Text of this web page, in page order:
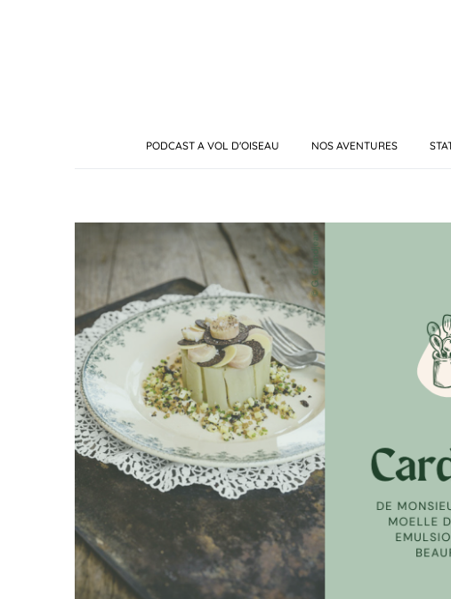
PODCAST A VOL D'OISEAU NOS AVENTURES